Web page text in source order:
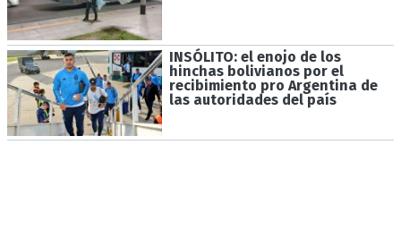
INSÓLITO: el enojo de los
hinchas bolivianos por el
recibimiento pro Argentina de
las autoridades del país